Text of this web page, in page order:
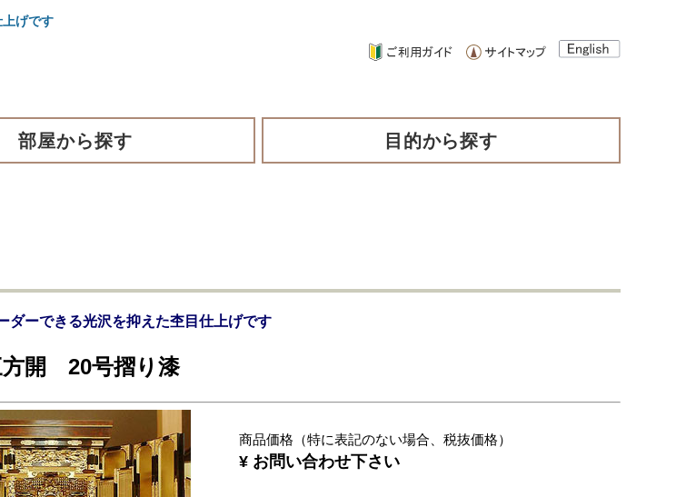
げです
部屋から探す 目的から探す
ダーできる光沢を抑えた杢目仕上げです
方開 20号摺り漆
商品価格（特に表記のない場合、税抜価格）
¥ お問い合わせ下さい